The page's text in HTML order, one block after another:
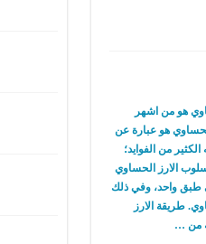
هو من اشهر
هو عبارة عن
من الفوايد؛
الارز الحساوي
طبق واحد، وفي ذلك
طريقة الارز
من …